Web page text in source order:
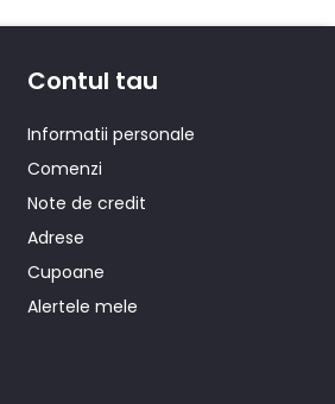
Contul tau
Informatii personale
Comenzi
Note de credit
Adrese
Cupoane
Alertele mele